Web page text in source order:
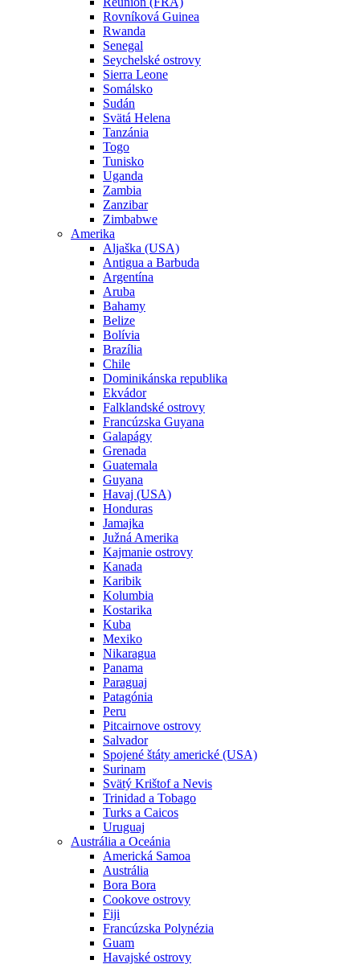
Rovníková Guinea
Rwanda
Senegal
Seychelské ostrovy
Sierra Leone
Somálsko
Sudán
Svätá Helena
Tanzánia
Togo
Tunisko
Uganda
Zambia
Zanzibar
Zimbabwe
Amerika
Aljaška (USA)
Antigua a Barbuda
Argentína
Aruba
Bahamy
Belize
Bolívia
Brazília
Chile
Dominikánska republika
Ekvádor
Falklandské ostrovy
Francúzska Guyana
Galapágy
Grenada
Guatemala
Guyana
Havaj (USA)
Honduras
Jamajka
Južná Amerika
Kajmanie ostrovy
Kanada
Karibik
Kolumbia
Kostarika
Kuba
Mexiko
Nikaragua
Panama
Paraguaj
Patagónia
Peru
Pitcairnove ostrovy
Salvador
Spojené štáty americké (USA)
Surinam
Svätý Krištof a Nevis
Trinidad a Tobago
Turks a Caicos
Uruguaj
Austrália a Oceánia
Americká Samoa
Austrália
Bora Bora
Cookove ostrovy
Fiji
Francúzska Polynézia
Guam
Havajské ostrovy